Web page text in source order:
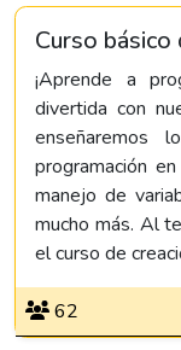
Curso básico
¡Aprende a
divertida con
enseñaremos
programación
manejo de
mucho más. Al
el curso de
62